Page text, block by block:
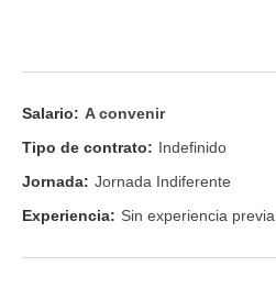
Salario: A convenir
Tipo de contrato: Indefinido
Jornada: Jornada Indiferente
Experiencia: Sin experiencia previa